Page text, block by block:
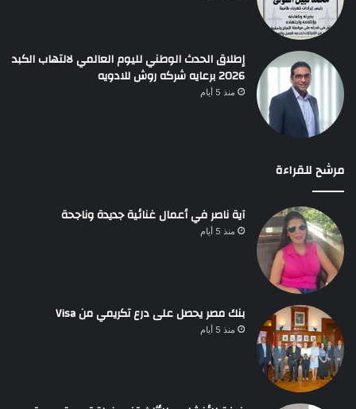
إطلاق الحدث الوطني لليوم العالمي لالتهاب الكبد
2026 برعايه شركه روش للادويه
منذ 5 أيام
مرشح للقراءة
آية ناصر في أعمال غنائية جديدة وناجحة
منذ 5 أيام
بنك مصر يحصل على درع تكريمي من Visa
منذ 5 أيام